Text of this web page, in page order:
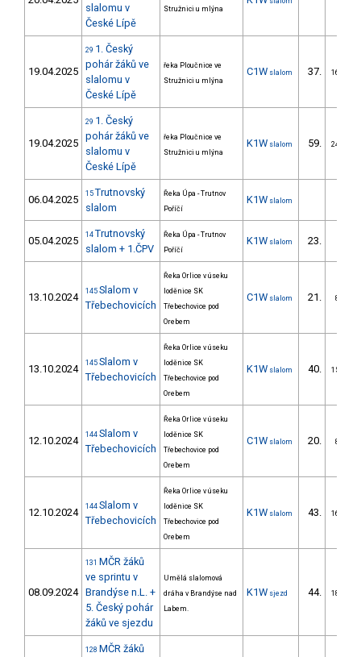
slalomu v
České Lípě
Stružnici u mlýna
19.04.2025
29 1. Český
pohár žáků ve
slalomu v
České Lípě
řeka Ploučnice ve
Stružnici u mlýna
C1W slalom 37. 16/ZM
19.04.2025
29 1. Český
pohár žáků ve
slalomu v
České Lípě
řeka Ploučnice ve
Stružnici u mlýna
K1W slalom 59. 24/ZM
06.04.2025 15 Trutnovský
slalom
Řeka Úpa - Trutnov
Poříčí
K1W slalom
05.04.2025 14 Trutnovský
slalom + 1.ČPV
Řeka Úpa - Trutnov
Poříčí
K1W slalom 23.
13.10.2024 145 Slalom v
Třebechovicích
Řeka Orlice v úseku
loděnice SK
Třebechovice pod
Orebem
C1W slalom 21. 8/ZM
13.10.2024 145 Slalom v
Třebechovicích
Řeka Orlice v úseku
loděnice SK
Třebechovice pod
Orebem
K1W slalom 40. 15/ZM
12.10.2024 144 Slalom v
Třebechovicích
Řeka Orlice v úseku
loděnice SK
Třebechovice pod
Orebem
C1W slalom 20. 8/ZM
12.10.2024 144 Slalom v
Třebechovicích
Řeka Orlice v úseku
loděnice SK
Třebechovice pod
Orebem
K1W slalom 43. 16/ZM
08.09.2024
131 MČR žáků
ve sprintu v
Brandýse n.L. +
5. Český pohár
žáků ve sjezdu
Umělá slalomová
dráha v Brandýse nad
Labem.
K1W sjezd 44. 18/ZM
128 MČR žáků